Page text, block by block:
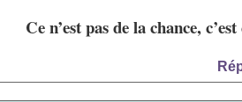
Ce n’est pas de la chance,